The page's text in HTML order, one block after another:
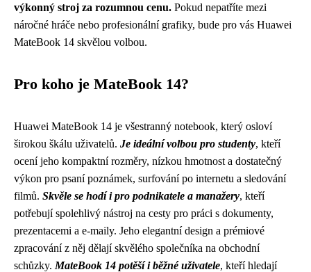
výkonný stroj za rozumnou cenu. Pokud nepatříte mezi
náročné hráče nebo profesionální grafiky, bude pro vás Huawei
MateBook 14 skvělou volbou.
Pro koho je MateBook 14?
Huawei MateBook 14 je všestranný notebook, který osloví
širokou škálu uživatelů. Je ideální volbou pro studenty, kteří
ocení jeho kompaktní rozměry, nízkou hmotnost a dostatečný
výkon pro psaní poznámek, surfování po internetu a sledování
filmů. Skvěle se hodí i pro podnikatele a manažery, kteří
potřebují spolehlivý nástroj na cesty pro práci s dokumenty,
prezentacemi a e-maily. Jeho elegantní design a prémiové
zpracování z něj dělají skvělého společníka na obchodní
schůzky. MateBook 14 potěší i běžné uživatele, kteří hledají